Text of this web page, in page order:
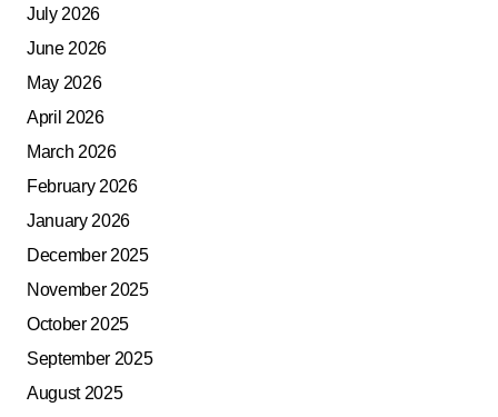
July 2026
June 2026
May 2026
April 2026
March 2026
February 2026
January 2026
December 2025
November 2025
October 2025
September 2025
August 2025